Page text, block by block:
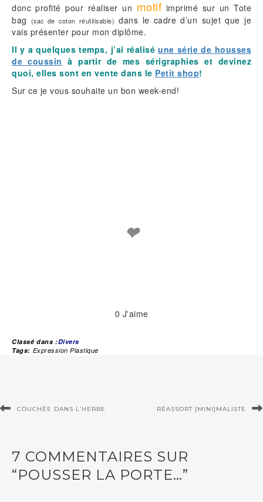
donc profité pour réaliser un motif imprimé sur un Tote
bag (sac de coton réutilisable) dans le cadre d’un sujet que je
vais présenter pour mon diplôme.
Il y a quelques temps, j’ai réaliséune série de housses
de coussin à partir de mes sérigraphies et devinez
quoi, elles sont en vente dans le Petit shop!
Sur ce je vous souhaite un bon week-end!
❤
0 J'aime
Classé dans :Divers
Tags: Expression Plastique
COUCHÉE DANS L’HERBE RÉASSORT [MINI]MALISTE
7 COMMENTAIRES SUR
“POUSSER LA PORTE…”